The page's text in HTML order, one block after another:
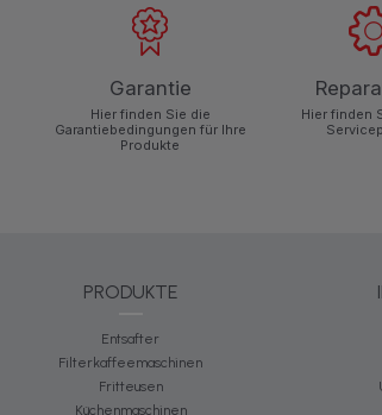
Garantie
Hier finden Sie die
Garantiebedingungen für Ihre
Produkte
Hier finden
PRODUKTE
Entsafter
Filterkaffeemaschinen
Fritteusen
Küchenmaschinen